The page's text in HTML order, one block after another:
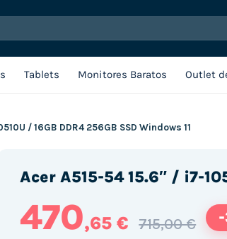
Tablets Monitores Baratos Outlet
/ 16GB DDR4 256GB SSD Windows 11
Acer A515-54 15.6″ / i7-
470,65 € 715,00 €